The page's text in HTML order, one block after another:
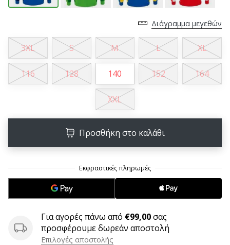
11. 8. 2022
Weplayvolleyball
Πρόγραμμα
Συνεργατών
Έχετε
σας
στο
Facebook
φόρουμ
Αφήστε
τα
Διάγραμμα μεγεθών
3XL S M L XL
116 128 140 152 164
XXL
Προσθήκη στο καλάθι
Για αγορές πάνω από €99,00σας
προσφέρουμε δωρεάν αποστολή
Επιλογές αποστολής